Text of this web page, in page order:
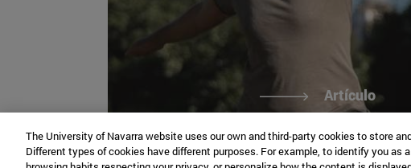
Artículo
The University of Navarra website uses our own and third-party cookies to store
Different types of cookies have different purposes. For example, to identify you as